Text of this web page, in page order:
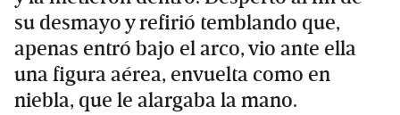
su desmayo y refirió temblando que,
apenas entró bajo el arco, vio ante ella
una figura aérea, envuelta como en
niebla, que le alargaba la mano.